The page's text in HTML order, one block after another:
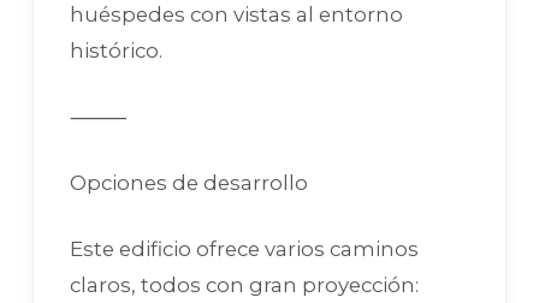
huéspedes con vistas al entorno
histórico.
⸻
Opciones de desarrollo
Este edificio ofrece varios caminos
claros, todos con gran proyección: